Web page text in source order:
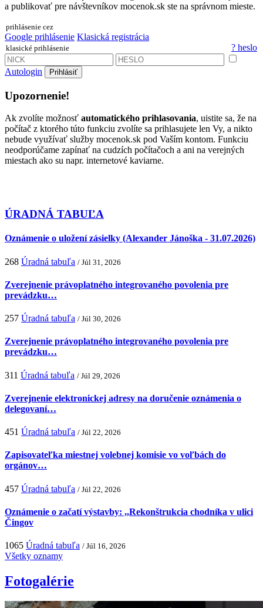
a publikovať pre návštevníkov mocenok.sk ste na správnom mieste.
prihlásenie cez
Google prihlásenie Klasická registrácia
klasické prihlásenie ? heslo
Autologin Prihlásiť
Upozornenie!
Ak zvolíte možnosť automatického prihlasovania, uistite sa, že na
počítač z ktorého túto funkciu zvolíte sa prihlasujete len Vy, a nikto
nebude využívať služby mocenok.sk pod Vaším kontom. Funkciu
neodporúčame zapínať na cudzích počítačoch a ani na verejných
miestach ako su napr. internetové kaviarne.
ÚRADNÁ TABUĽA
Oznámenie o uložení zásielky (Alexander Jánoška - 31.07.2026)
268 Úradná tabuľa / Júl 31, 2026
Zverejnenie právoplatného integrovaného povolenia pre
prevádzku…
257 Úradná tabuľa / Júl 30, 2026
Zverejnenie právoplatného integrovaného povolenia pre
prevádzku…
311 Úradná tabuľa / Júl 29, 2026
Zverejnenie elektronickej adresy na doručenie oznámenia o
delegovaní…
451 Úradná tabuľa / Júl 22, 2026
Zapisovateľka miestnej volebnej komisie vo voľbách do
orgánov…
457 Úradná tabuľa / Júl 22, 2026
Oznámenie o začatí výstavby: ,,Rekonštrukcia chodníka v ulici
Čingov
1065 Úradná tabuľa / Júl 16, 2026
Všetky oznamy
Fotogalérie